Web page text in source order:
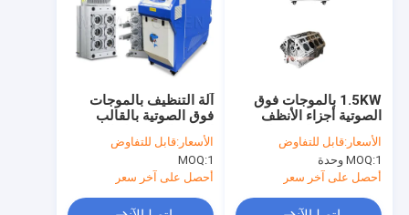
عرض الواقع الافتراضي
معلومات عنا
رقابة جودة
اتصل بنا
أخبار
آلة التنظيف بالموجات
فوق الصوتية بالقالب
المائي النبضي لإزالة
المقياس في الأنبوب
بشكل فعال
الأسعار:قابل للتفاوض
MOQ:1
أحصل على آخر سعر
1.5KW بالموجات فوق
الصوتية أجزاء الأنظف
بالموجات فوق الصوتية
الأسعار:قابل للتفاوض
MOQ:1 وحدة
أحصل على آخر سعر